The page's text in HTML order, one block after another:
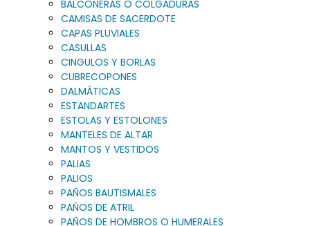
BALCONERAS O COLGADURAS
CAMISAS DE SACERDOTE
CAPAS PLUVIALES
CASULLAS
CINGULOS Y BORLAS
CUBRECOPONES
DALMÁTICAS
ESTANDARTES
ESTOLAS Y ESTOLONES
MANTELES DE ALTAR
MANTOS Y VESTIDOS
PALIAS
PALIOS
PAÑOS BAUTISMALES
PAÑOS DE ATRIL
PAÑOS DE HOMBROS O HUMERALES